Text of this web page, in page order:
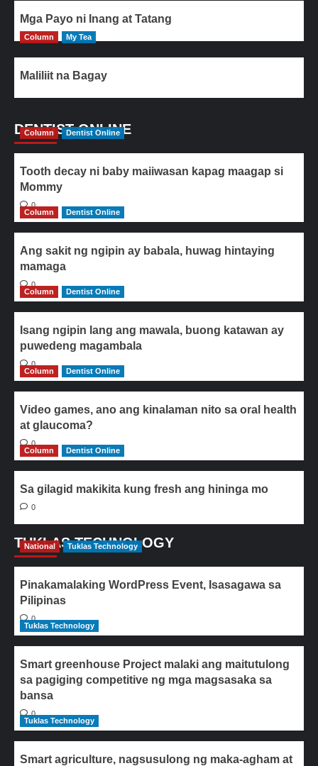
Mga Payo ni Inang at Tatang
Column My Tea
Maliliit na Bagay
DENTIST ONLINE
Column Dentist Online
Tooth decay ni baby maiiwasan kapag maagap si
Mommy
0
Column
Dentist Online
Ang sakit ng ngipin ay babala, huwag hintaying
mamaga
0
Column
Dentist Online
Isang ngipin lang ang mawala, buong katawan ay
puwedeng magambala
0
Column
Dentist Online
Video games, ano ang kinalaman nito sa oral health
at glaucoma?
0
Column
Dentist Online
Sa gilagid makikita kung fresh ang hininga mo
0
TUKLAS TECHNOLOGY
National Tuklas Technology
Pinakamalaking WordPress Event, Isasagawa sa
Pilipinas
0
Tuklas Technology
Smart greenhouse Project malaki ang maitutulong
sa pagiging competitive ng mga magsasaka sa
bansa
0
Tuklas Technology
Smart agriculture, nagsusulong ng maka-agham at